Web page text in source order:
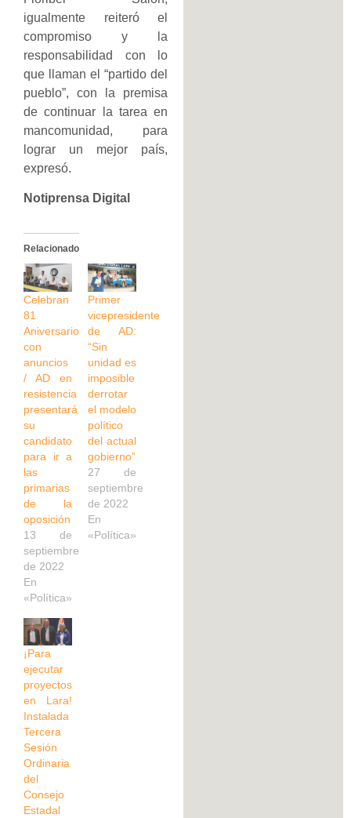
igualmente reiteró el
compromiso y la
responsabilidad con lo
que llaman el “partido del
pueblo”, con la premisa
de continuar la tarea en
mancomunidad, para
lograr un mejor país,
expresó.
Notiprensa Digital
Relacionado
Celebran
81
Aniversario
con
anuncios
/ AD en
resistencia
presentará
su
candidato
para ir a
las
primarias
de la
oposición
13 de
septiembre
de 2022
En
«Política»
Primer
vicepresidente
de AD:
“Sin
unidad es
imposible
derrotar
el modelo
político
del actual
gobierno”
27 de
septiembre
de 2022
En
«Política»
¡Para
ejecutar
proyectos
en Lara!
Instalada
Tercera
Sesión
Ordinaria
del
Consejo
Estadal